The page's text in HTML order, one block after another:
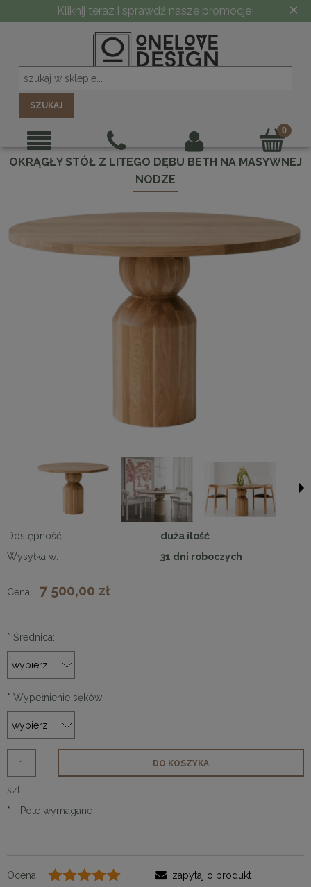
Kliknij teraz i sprawdź nasze promocje! ×
SZUKAJ
OKRĄGŁY STÓŁ Z LITEGO DĘBU BETH NA MASYWNEJ
NODZE
Dostępność:
duża ilość
Wysyłka w:
31 dni roboczych
Cena: 7 500,00 zł
* Średnica:
* Wypełnienie sęków:
szt.
DO KOSZYKA
* - Pole wymagane
Ocena:
zapytaj o produkt